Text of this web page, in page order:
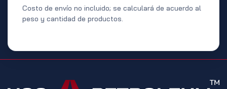
Costo de envío no incluido; se calculará de acuerdo al
peso y cantidad de productos.